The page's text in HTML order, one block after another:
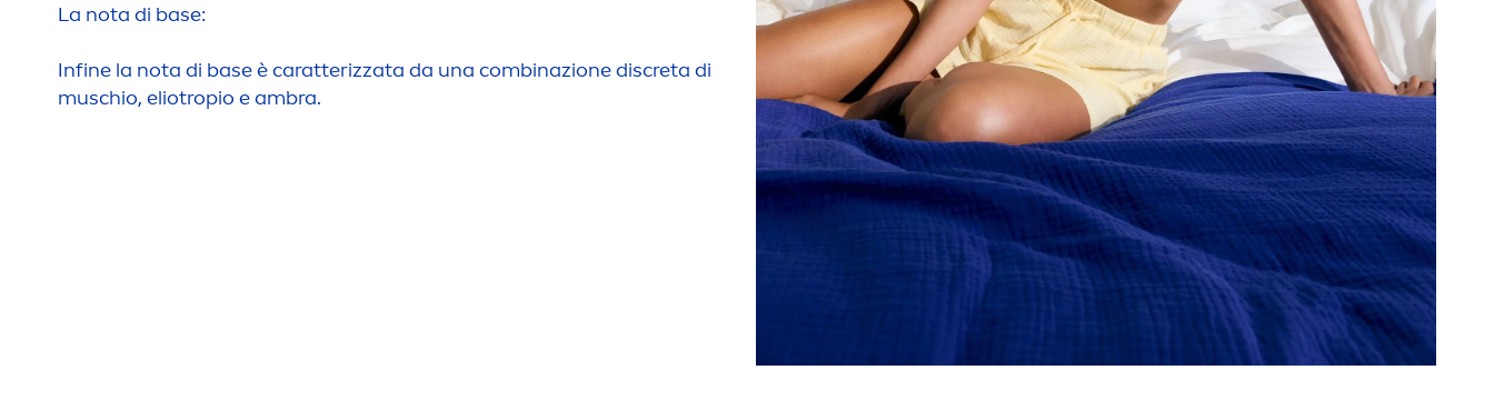
La nota di base:
Infine la nota di base è caratterizzata da una combinazione discreta di
muschio, eliotropio e ambra.